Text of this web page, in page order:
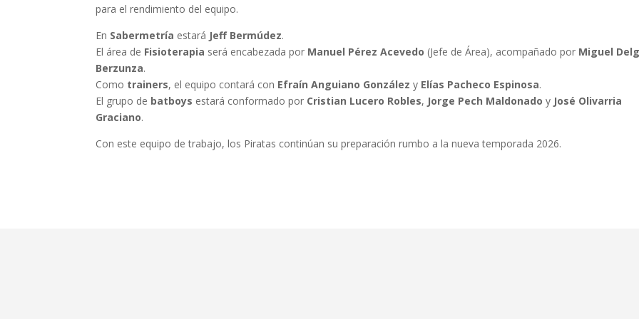
para el rendimiento del equipo.
En Sabermetría estará Jeff Bermúdez.
El área de Fisioterapia será encabezada por Manuel Pérez Acevedo (Jefe de Área), acompañado por Miguel
Berzunza.
Como trainers, el equipo contará con Efraín Anguiano González y Elías Pacheco Espinosa.
El grupo de batboys estará conformado por Cristian Lucero Robles, Jorge Pech Maldonado y José Olivarria
Graciano.
Con este equipo de trabajo, los Piratas continúan su preparación rumbo a la nueva temporada 2026.